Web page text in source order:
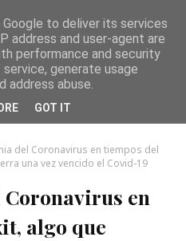
del Coronavirus en tiempos del
una vez vencido el Covid-19
en
algo que
to deliver its services
address and user-agent are
performance and security
generate usage
abuse.
GOT IT